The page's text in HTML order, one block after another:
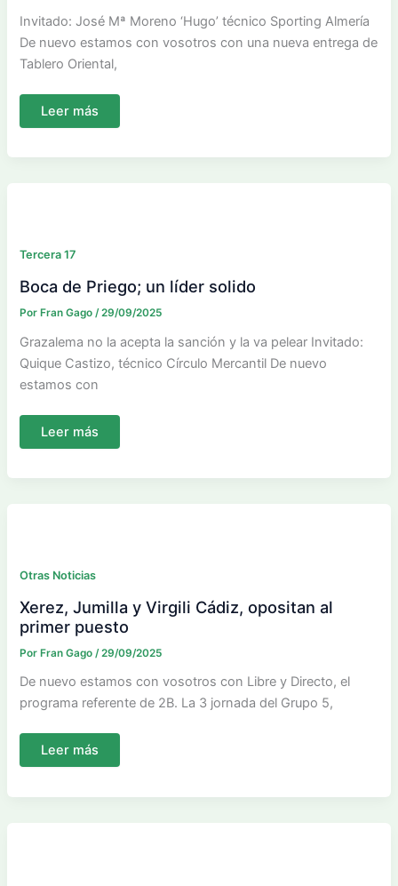
Invitado: José Mª Moreno ‘Hugo’ técnico Sporting Almería
De nuevo estamos con vosotros con una nueva entrega de
Tablero Oriental,
Sporting,
continua
Leer más
Tercera 17
Boca de Priego; un líder solido
PorFran Gago/29/09/2025
Grazalema no la acepta la sanción y la va pelear Invitado:
Quique Castizo, técnico Círculo Mercantil De nuevo
estamos con
Boca
líder
Leer más
Otras Noticias
Xerez, Jumilla y Virgili Cádiz, opositan al
primer puesto
PorFran Gago /29/09/2025
De nuevo estamos con vosotros con Libre y Directo, el
programa referente de 2B. La 3 jornada del Grupo 5,
Xerez,
Cádiz,
Leer más